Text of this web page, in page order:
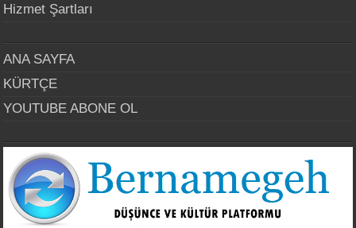
Hizmet Şartları
ANA SAYFA
KÜRTÇE
YOUTUBE ABONE OL